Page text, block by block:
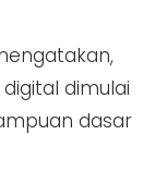
dimulai
dasar